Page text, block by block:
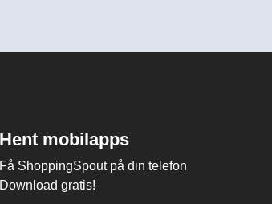
Hent mobilapps
Få ShoppingSpout på din telefon
Download gratis!